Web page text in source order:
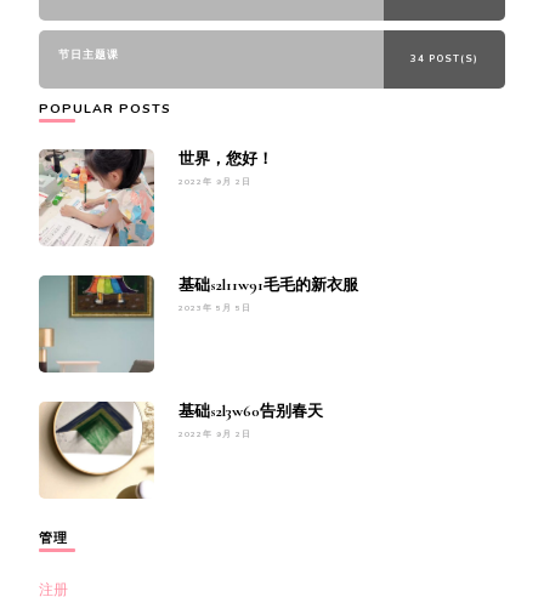
节日主题课 34 POST(S)
POPULAR POSTS
世界，您好！
2022年 9月 2日
基础s2l11w91毛毛的新衣服
2023年 5月 5日
基础s2l3w60告别春天
2022年 9月 2日
管理
注册